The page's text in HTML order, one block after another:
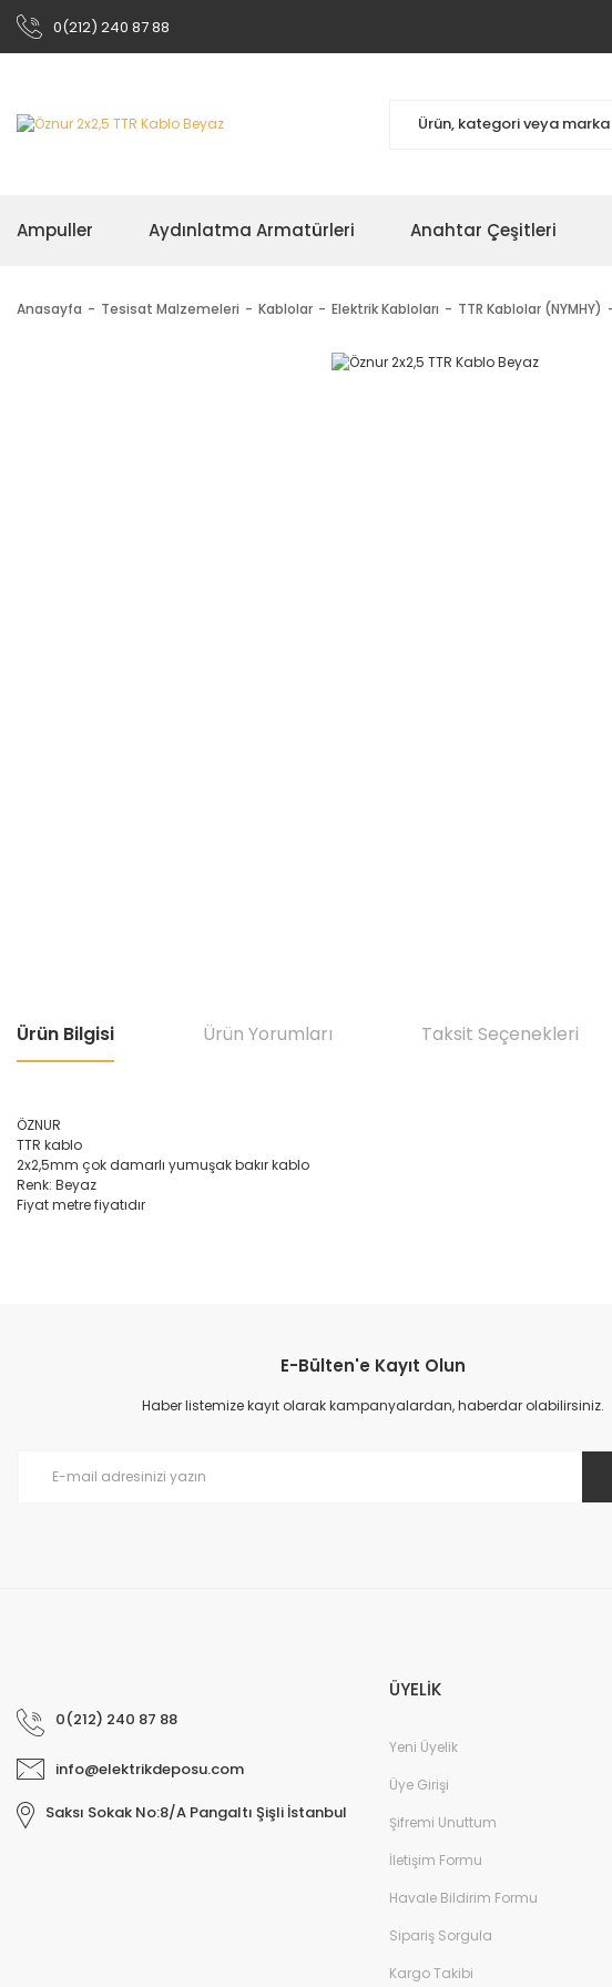
0(212) 240 87 88
Ampuller Aydınlatma Armatürleri Anahtar Çeşitleri
Anasayfa Tesisat Malzemeleri Kablolar Elektrik Kabloları TTR Kablolar (NYMHY)
Ürün Bilgisi Ürün Yorumları Taksit Seçenekleri
ÖZNUR
TTR kablo
2x2,5mm çok damarlı yumuşak bakır kablo
Renk: Beyaz
Fiyat metre fiyatıdır
Ürün resmi kalitesiz, bozuk veya görüntülenemiyor.
Ürün açıklamasında eksik bilgiler bulunuyor.
E-Bülten'e Kayıt Olun
Haber listemize kayıt olarak kampanyalardan, haberdar olabilirsiniz.
0(212) 240 87 88
info@elektrikdeposu.com
Saksı Sokak No:8/A Pangaltı Şişli İstanbul
ÜYELİK
Yeni Üyelik
Üye Girişi
Şifremi Unuttum
İletişim Formu
Havale Bildirim Formu
Sipariş Sorgula
Kargo Takibi